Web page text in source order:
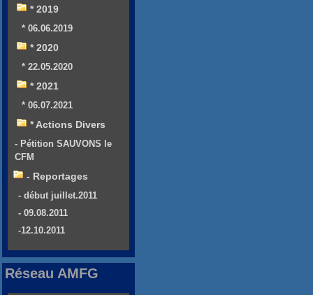
* 2019
* 06.06.2019
* 2020
* 22.05.2020
* 2021
* 06.07.2021
* Actions Divers
- Pétition SAUVONS le
CFM
- Reportages
- début juillet.2011
- 09.08.2011
-12.10.2011
Réseau AMFG